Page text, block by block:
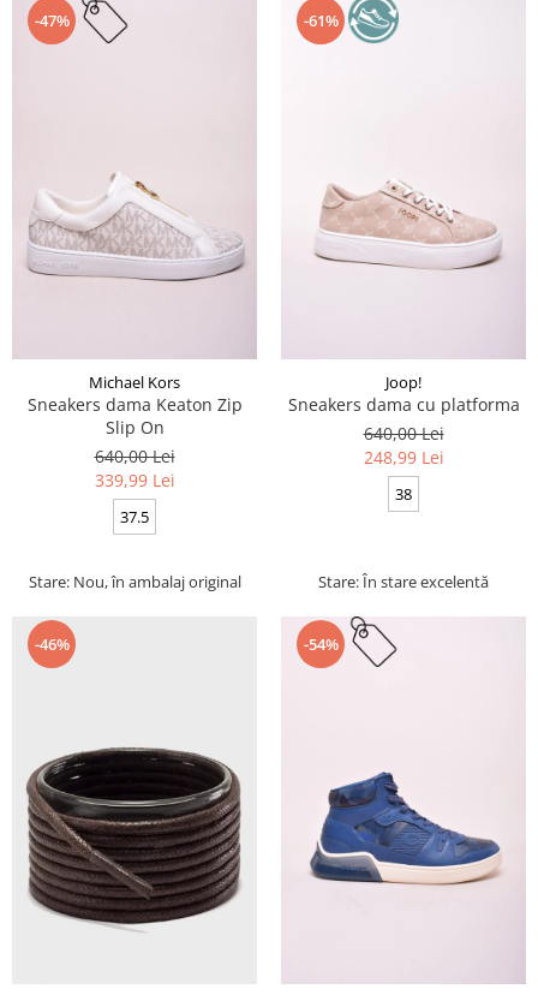
-47%
Michael Kors
Sneakers dama Keaton Zip
Slip On
640,00 Lei
339,99 Lei
37.5
Stare: Nou, în ambalaj original
-61%
Joop!
Sneakers dama cu platforma
640,00 Lei
248,99 Lei
38
Stare: În stare excelentă
-46% -54%